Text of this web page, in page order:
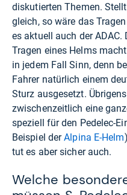
diskutierten Themen.
gleich, so wäre das
es aktuell auch der
Tragen eines Helms
in jedem Fall Sinn, denn
Fahrer natürlich einem
Sturz ausgesetzt.
zwischenzeitlich eine
speziell für den Pedelec-
Beispiel derAlpina E-Helm
tut es aber sicher auch.
Welche